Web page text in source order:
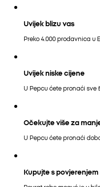
Uvijek blizu vas
Preko 4.000 prodavnica u
Uvijek niske cijene
U Pepcu ćete pronaći sve
Očekujte više za
U Pepcu ćete pronaći
Kupujte s povjerenjem